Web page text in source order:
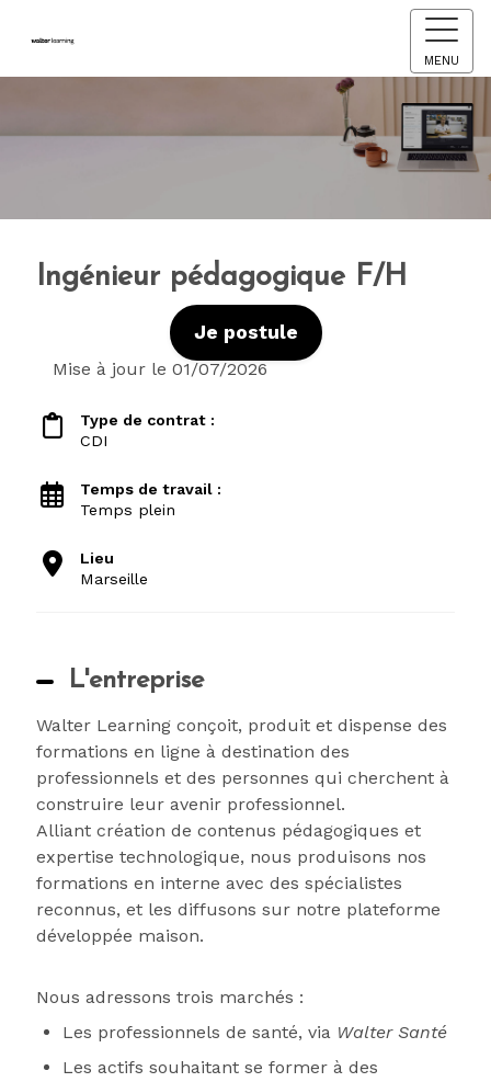
MENU
Ingénieur pédagogique F/H
Je postule
Mise à jour le 01/07/2026
Type de contrat :
CDI
Temps de travail :
Temps plein
Lieu
Marseille
L'entreprise
Walter Learning conçoit, produit et dispense des
formations en ligne à destination des
professionnels et des personnes qui cherchent à
construire leur avenir professionnel.
Alliant création de contenus pédagogiques et
expertise technologique, nous produisons nos
formations en interne avec des spécialistes
reconnus, et les diffusons sur notre plateforme
développée maison.
Nous adressons trois marchés :
Les professionnels de santé, via Walter Santé
Les actifs souhaitant se former à des